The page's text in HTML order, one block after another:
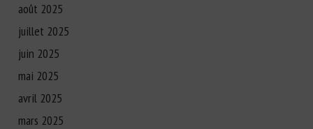
août 2025
juillet 2025
juin 2025
mai 2025
avril 2025
mars 2025